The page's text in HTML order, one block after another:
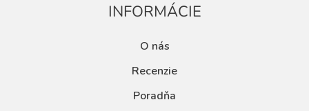
INFORMÁCIE
O nás
Recenzie
Poradňa